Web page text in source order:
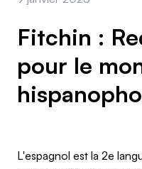
Fitchin :
pour le
L'espagnol est la 2e